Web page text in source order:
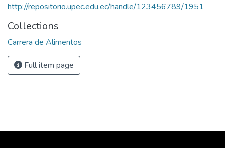
http://repositorio.upec.edu.ec/handle/123456789/1951
Collections
Carrera de Alimentos
Full item page